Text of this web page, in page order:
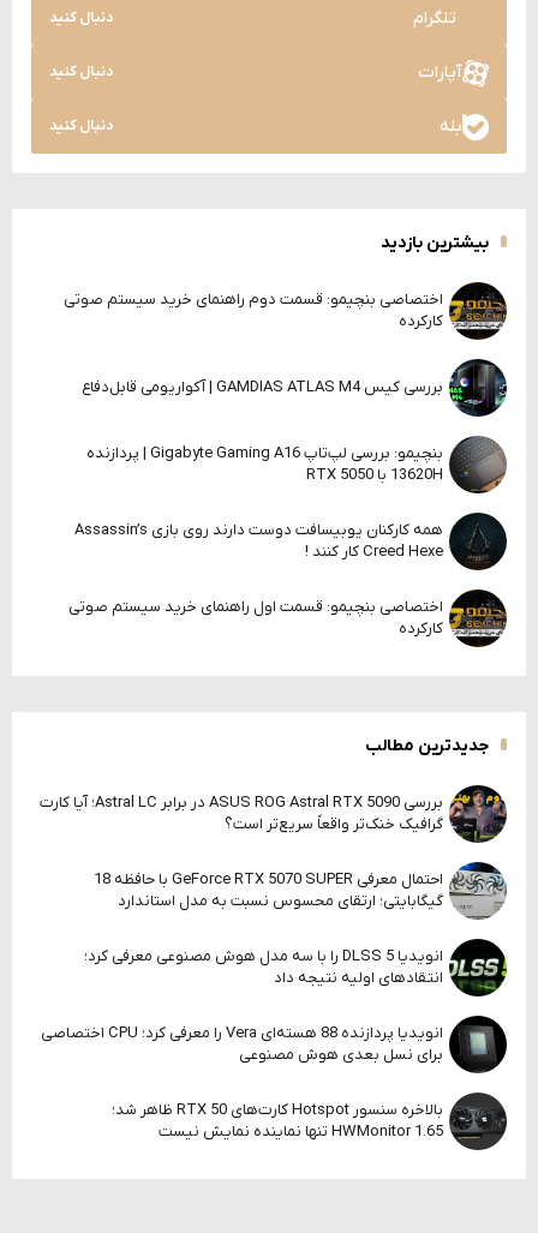
تلگرام دنبال کنید
آپارات دنبال کنید
بله دنبال کنید
بیشترین بازدید
اختصاصی بنچیمو: قسمت دوم راهنمای خرید سیستم صوتی
کارکرده
بررسی کیس GAMDIAS ATLAS M4 | آکواریومی قابل‌دفاع
بنچیمو: بررسی لپ‌تاپ Gigabyte Gaming A16 | پردازنده
13620H با RTX 5050
همه کارکنان یوبیسافت دوست دارند روی بازی Assassin’s
Creed Hexe کار کنند !
اختصاصی بنچیمو: قسمت اول راهنمای خرید سیستم صوتی
کارکرده
جدیدترین مطالب
بررسی ASUS ROG Astral RTX 5090 در برابر Astral LC؛ آیا کارت
گرافیک خنک‌تر واقعاً سریع‌تر است؟
احتمال معرفی GeForce RTX 5070 SUPER با حافظه 18
گیگابایتی؛ ارتقای محسوس نسبت به مدل استاندارد
انویدیا DLSS 5 را با سه مدل هوش مصنوعی معرفی کرد؛
انتقادهای اولیه نتیجه داد
انویدیا پردازنده 88 هسته‌ای Vera را معرفی کرد؛ CPU اختصاصی
برای نسل بعدی هوش مصنوعی
بالاخره سنسور Hotspot کارت‌های RTX 50 ظاهر شد؛
HWMonitor 1.65 تنها نماینده نمایش نیست